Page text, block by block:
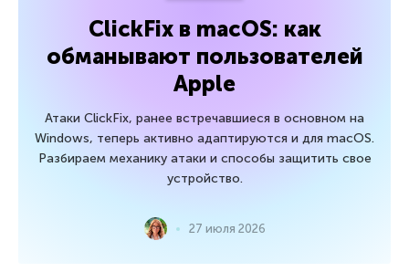
ClickFix в macOS: как
обманывают пользователей
Apple
Атаки ClickFix, ранее встречавшиеся в основном на
Windows, теперь активно адаптируются и для macOS.
Разбираем механику атаки и способы защитить свое
устройство.
27 июля 2026